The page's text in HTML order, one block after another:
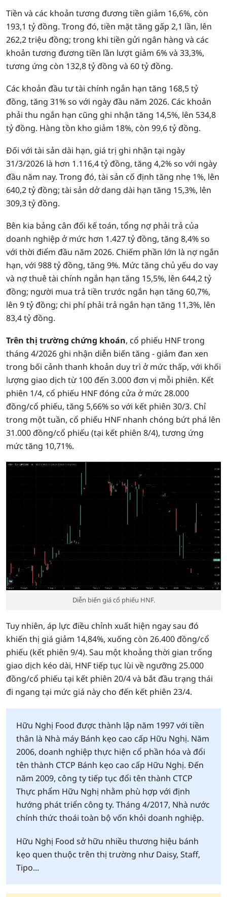
Tiền và các khoản tương đương tiền giảm 16,6%, còn
193,1 tỷ đồng. Trong đó, tiền mặt tăng gấp 2,1 lần, lên
262,2 triệu đồng; trong khi tiền gửi ngân hàng và các
khoản tương đương tiền lần lượt giảm 6% và 33,3%,
tương ứng còn 132,8 tỷ đồng và 60 tỷ đồng.
Các khoản đầu tư tài chính ngắn hạn tăng 168,5 tỷ
đồng, tăng 31% so với ngày đầu năm 2026. Các khoản
phải thu ngắn hạn cũng ghi nhận tăng 14,5%, lên 534,8
tỷ đồng. Hàng tồn kho giảm 18%, còn 99,6 tỷ đồng.
Đối với tài sản dài hạn, giá trị ghi nhận tại ngày
31/3/2026 là hơn 1.116,4 tỷ đồng, tăng 4,2% so với ngày
đầu năm nay. Trong đó, tài sản cố định tăng nhẹ 1%, lên
640,2 tỷ đồng; tài sản dở dang dài hạn tăng 15,3%, lên
309,3 tỷ đồng.
Bên kia bảng cân đối kế toán, tổng nợ phải trả của
doanh nghiệp ở mức hơn 1.427 tỷ đồng, tăng 8,4% so
với thời điểm đầu năm 2026. Chiếm phần lớn là nợ ngắn
hạn, với 988 tỷ đồng, tăng 9%. Mức tăng chủ yếu do vay
và nợ thuê tài chính ngắn hạn tăng 15,5%, lên 644,2 tỷ
đồng; người mua trả tiền trước ngắn hạn tăng 60,7%,
lên 9 tỷ đồng; chi phí phải trả ngắn hạn tăng 11,3%, lên
83,4 tỷ đồng.
Trên thị trường chứng khoán, cổ phiếu HNF trong
tháng 4/2026 ghi nhận diễn biến tăng - giảm đan xen
trong bối cảnh thanh khoản duy trì ở mức thấp, với khối
lượng giao dịch từ 100 đến 3.000 đơn vị mỗi phiên. Kết
phiên 1/4, cổ phiếu HNF đóng cửa ở mức 28.000
đồng/cổ phiếu, tăng 5,66% so với kết phiên 30/3. Chỉ
trong một tuần, cổ phiếu HNF nhanh chóng bứt phá lên
31.000 đồng/cổ phiếu (tại kết phiên 8/4), tương ứng
mức tăng 10,71%.
Diễn biến giá cổ phiếu HNF.
Tuy nhiên, áp lực điều chỉnh xuất hiện ngay sau đó
khiến thị giá giảm 14,84%, xuống còn 26.400 đồng/cổ
phiếu (kết phiên 9/4). Sau một khoảng thời gian trống
giao dịch kéo dài, HNF tiếp tục lùi về ngưỡng 25.000
đồng/cổ phiếu tại kết phiên 20/4 và bắt đầu trạng thái
đi ngang tại mức giá này cho đến kết phiên 23/4.
Hữu Nghị Food được thành lập năm 1997 với tiền
thân là Nhà máy Bánh kẹo cao cấp Hữu Nghị. Năm
2006, doanh nghiệp thực hiện cổ phần hóa và đổi
tên thành CTCP Bánh kẹo cao cấp Hữu Nghị. Đến
năm 2009, công ty tiếp tục đổi tên thành CTCP
Thực phẩm Hữu Nghị nhằm phù hợp với định
hướng phát triển công ty. Tháng 4/2017, Nhà nước
chính thức thoái toàn bộ vốn khỏi doanh nghiệp.
Hữu Nghị Food sở hữu nhiều thương hiệu bánh
kẹo quen thuộc trên thị trường như Daisy, Staff,
Tipo...